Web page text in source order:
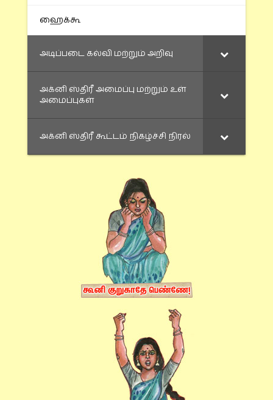
ஹைக்கூ
அடிப்படை கல்வி மற்றும் அறிவு
அக்னி ஸ்திரீ அமைப்பு மற்றும் உள்
அமைப்புகள்
அக்னி ஸ்திரீ கூட்டம் நிகழ்ச்சி நிரல்